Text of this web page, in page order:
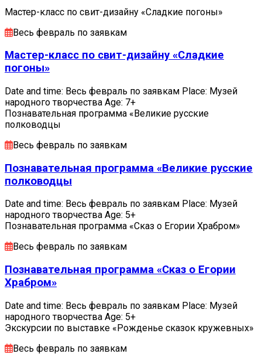
Мастер-класс по свит-дизайну «Сладкие погоны»
Весь февраль по заявкам
Мастер-класс по свит-дизайну «Сладкие
погоны»
Date and time: Весь февраль по заявкам Place: Музей
народного творчества Age: 7+
Познавательная программа «Великие русские
полководцы
Весь февраль по заявкам
Познавательная программа «Великие русские
полководцы
Date and time: Весь февраль по заявкам Place: Музей
народного творчества Age: 5+
Познавательная программа «Сказ о Егории Храбром»
Весь февраль по заявкам
Познавательная программа «Сказ о Егории
Храбром»
Date and time: Весь февраль по заявкам Place: Музей
народного творчества Age: 5+
Экскурсии по выставке «Рожденье сказок кружевных»
Весь февраль по заявкам